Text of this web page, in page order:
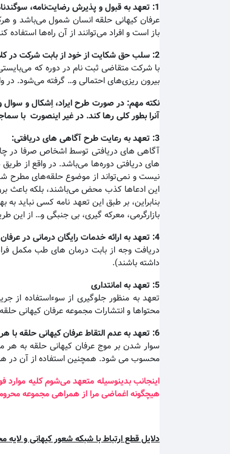
1: تعهد به قبول و پذیرش رضایت‌نامه،
عرفان کیهانی حلقه انسان شمول می‌باشد و
باز است و افراد می‌توانند از آن راه‌ها
2: سلب حق شکایت از خود از بابت شرکت در
با شرکت متقاضی ثبت نام در دوره که
بیرون ریزی‌های احتمالی و… گرفته می‌شود. در
نکته مهم: در صورت طرح ایراد، اِشکال و سوال
آنرا بطور کلی رها کند. در غیر اینصورت با
3: تعهد به رعایت طرح آگاهی های دریافتی:
آگاهی های دریافتی توسط اشخاص صرفا در
های دریافتی دوره‌ها می‌باشد. در واقع از
نیست و نمی‌تواند از موضوع حلقه‌های مطرح
این ادعاها کذب محض می‌باشند، بلکه باعث
بنابراین، بر طبق این تعهد نامه کسی
بازارگرمی، معرکه گیری، بی جنبگی و… از این
4: تعهد به ارائه خدمات رایگان درمانی در
دریافت وجه از بابت درمان های طب مکمل
داشته باشند).
5: تعهد به امانتداری
تعهد به منظور جلوگیری از سوءاستفاده
محتواها و انتشارات مجموعه عرفان کیهانی
6: تعهد به عدم التقاط عرفان کیهانی حلقه با
سوار شدن بر موج عرفان کیهانی حلقه به هر
محسوب می شود. همچنین استفاده از آن در
اینجانب بدینوسیله متعهد می‌شوم کلیه
هیچگونه اغماضی مرا از همراهی مجموعه
دلایل قطع ارتباط با شبکه شعور کیهانی و لایه